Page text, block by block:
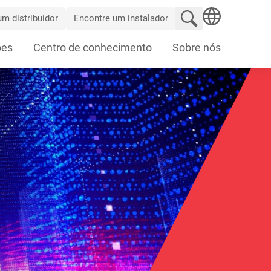
distribuidor Encontre um instalador
Pesquisar no site
Centro de conhecimento Sobre nós